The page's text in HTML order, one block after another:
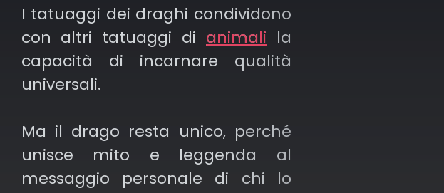
ma con un tocco
contemporaneo , in cui i dettagli
raccontano sempre una storia
personale.
I tatuaggi dei draghi condividono
con altri tatuaggi di animali la
capacità di incarnare qualità
universali.
Ma il drago resta unico, perché
unisce mito e leggenda al
messaggio personale di chi lo